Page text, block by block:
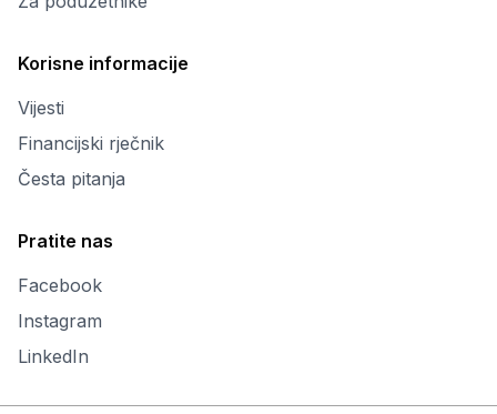
Korisne informacije
Vijesti
Financijski rječnik
Česta pitanja
Pratite nas
Facebook
Instagram
LinkedIn